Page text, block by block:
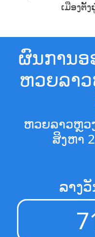
ເມືອງຕັ້
ຜົນການອ
ຫວຍລາວ
ຫວຍລາວຫຼວ
ສິງຫາ
ລາງ